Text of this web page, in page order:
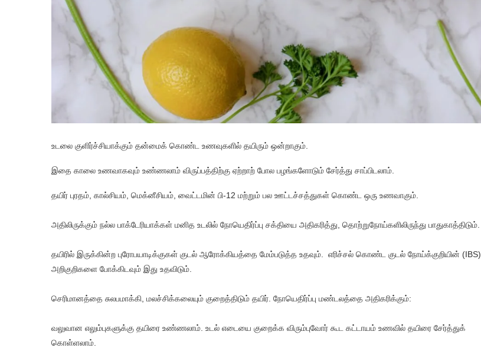
உடலை குளிர்ச்சியாக்கும் தன்மைக் கொண்ட உணவுகளில் தயிரும் ஒன்றாகும்.
இதை காலை உணவாகவும் உண்ணலாம் விருப்பத்திற்கு ஏற்றாற் போல பழங்களோடும் சேர்த்து சாப்பிடலாம்.
தயிர் புரதம், கால்சியம், மெக்னீசியம், வைட்டமின் பி-12 மற்றும் பல ஊட்டச்சத்துகள் கொண்ட ஒரு உணவாகும்.
அதிலிருக்கும் நல்ல பாக்டேரியாக்கள் மனித உடலில் நோயெதிர்ப்பு சக்தியை அதிகரித்து, தொற்றுநோய்களிலிருந்து பாதுகாத்திடும்.
தயிரில் இருக்கின்ற புரோபயாடிக்குகள் குடல் ஆரோக்கியத்தை மேம்படுத்த உதவும். எரிச்சல் கொண்ட குடல் நோய்க்குறியின் (IBS)
அறிகுறிகளை போக்கிடவும் இது உதவிடும்.
செரிமானத்தை சுலபமாக்கி, மலச்சிக்கலையும் குறைத்திடும் தயிர். நோயெதிர்ப்பு மண்டலத்தை அதிகரிக்கும்:
வலுவான எலும்புகளுக்கு தயிரை உண்ணலாம். உடல் எடையை குறைக்க விரும்புவோர் கூட கட்டாயம் உணவில் தயிரை சேர்த்துக்
கொள்ளலாம்.